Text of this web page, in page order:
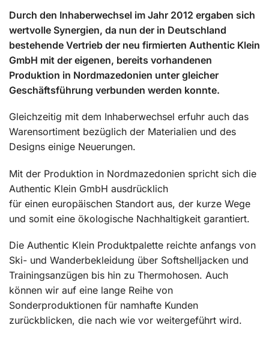
Durch den Inhaberwechsel im Jahr 2012 ergaben sich
wertvolle Synergien, da nun der in Deutschland
bestehende Vertrieb der neu firmierten Authentic Klein
GmbH mit der eigenen, bereits vorhandenen
Produktion in Nordmazedonien unter gleicher
Geschäftsführung verbunden werden konnte.
Gleichzeitig mit dem Inhaberwechsel erfuhr auch das
Warensortiment bezüglich der Materialien und des
Designs einige Neuerungen.
Mit der Produktion in Nordmazedonien spricht sich die
Authentic Klein GmbH ausdrücklich
für einen europäischen Standort aus, der kurze Wege
und somit eine ökologische Nachhaltigkeit garantiert.
Die Authentic Klein Produktpalette reichte anfangs von
Ski- und Wanderbekleidung über Softshelljacken und
Trainingsanzügen bis hin zu Thermohosen. Auch
können wir auf eine lange Reihe von
Sonderproduktionen für namhafte Kunden
zurückblicken, die nach wie vor weitergeführt wird.